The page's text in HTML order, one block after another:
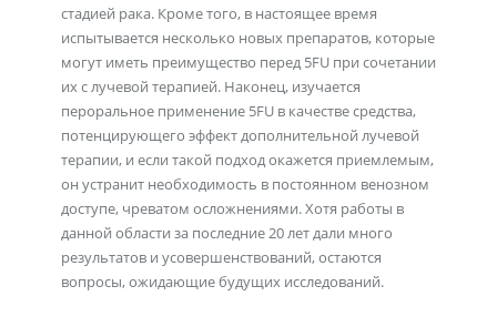
стадией рака. Кроме того, в настоящее время
испытывается несколько новых препаратов, которые
могут иметь преимущество перед 5FU при сочетании
их с лучевой терапией. Наконец, изучается
пероральное применение 5FU в качестве средства,
потенцирующего эффект дополнительной лучевой
терапии, и если такой подход окажется приемлемым,
он устранит необходимость в постоянном венозном
доступе, чреватом осложнениями. Хотя работы в
данной области за последние 20 лет дали много
результатов и усовершенствований, остаются
вопросы, ожидающие будущих исследований.